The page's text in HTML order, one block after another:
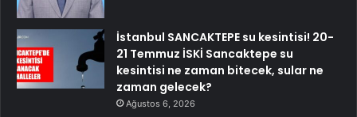
İstanbul SANCAKTEPE su kesintisi! 20-
21 Temmuz İSKİ Sancaktepe su
kesintisi ne zaman bitecek, sular ne
zaman gelecek?
Ağustos 6, 2026